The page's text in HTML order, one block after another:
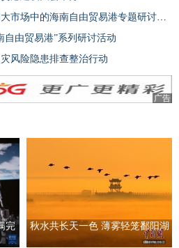
自由贸易港”系列研讨活动
风险隐患排查整治行动
广告
完
秋水共长天一色 薄雾轻笼鄱阳湖